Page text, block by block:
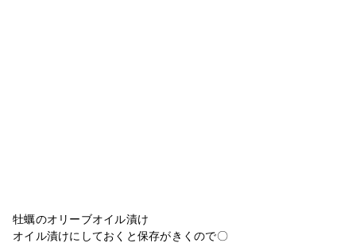
牡蠣のオリーブオイル漬け
オイル漬けにしておくと保存がきくので〇